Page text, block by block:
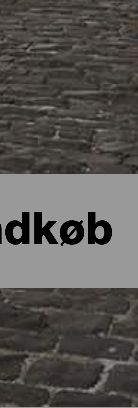
af fotos og videoer. La Palmas
nogle souvenirs med hjem.
øgruppens skattefordele